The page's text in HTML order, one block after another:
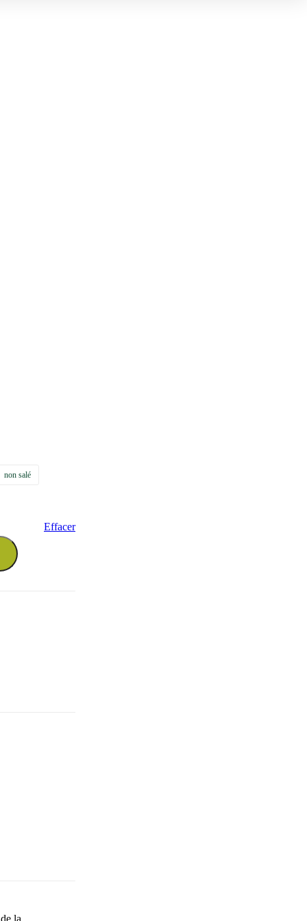
non salé
Effacer